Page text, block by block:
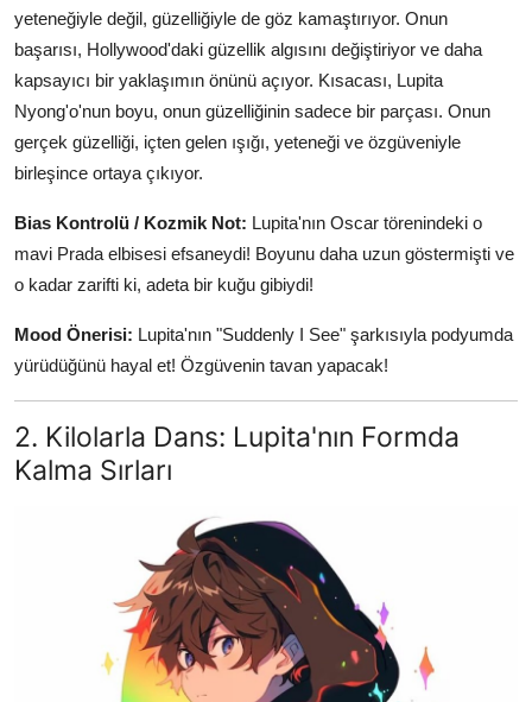
yeteneğiyle değil, güzelliğiyle de göz kamaştırıyor. Onun
başarısı, Hollywood'daki güzellik algısını değiştiriyor ve daha
kapsayıcı bir yaklaşımın önünü açıyor. Kısacası, Lupita
Nyong'o'nun boyu, onun güzelliğinin sadece bir parçası. Onun
gerçek güzelliği, içten gelen ışığı, yeteneği ve özgüveniyle
birleşince ortaya çıkıyor.
Bias Kontrolü / Kozmik Not: Lupita'nın Oscar törenindeki o
mavi Prada elbisesi efsaneydi! Boyunu daha uzun göstermişti ve
o kadar zarifti ki, adeta bir kuğu gibiydi!
Mood Önerisi: Lupita'nın "Suddenly I See" şarkısıyla podyumda
yürüdüğünü hayal et! Özgüvenin tavan yapacak!
2. Kilolarla Dans: Lupita'nın Formda
Kalma Sırları